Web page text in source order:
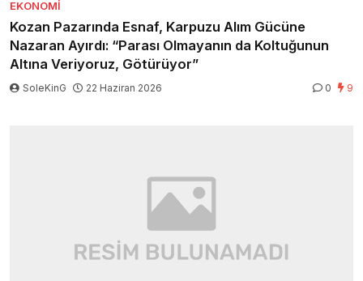
EKONOMI
Kozan Pazarında Esnaf, Karpuzu Alım Gücüne
Nazaran Ayırdı: “Parası Olmayanın da Koltuğunun
Altına Veriyoruz, Götürüyor”
SoleKinG 22 Haziran 2026 0 9